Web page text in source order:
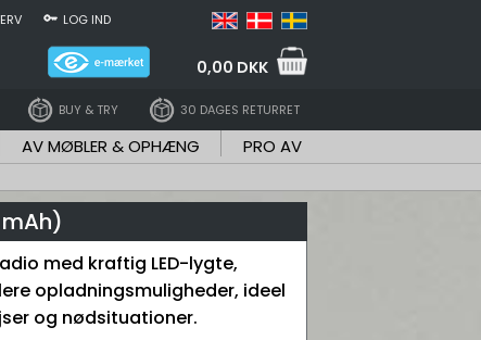
LOG IND
0,00 DKK
BUY & TRY 30 DAGES RETURRET
AV MØBLER & OPHÆNG PRO AV
med kraftig LED-lygte,
opladningsmuligheder, ideel
og nødsituationer.